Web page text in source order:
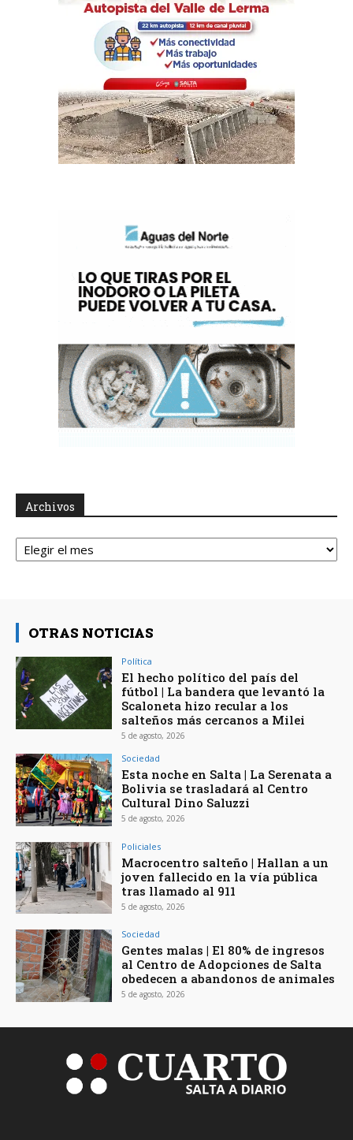
Archivos
Archivos
OTRAS NOTICIAS
Política
El hecho político del país del
fútbol | La bandera que levantó la
Scaloneta hizo recular a los
salteños más cercanos a Milei
5 de agosto, 2026
Sociedad
Esta noche en Salta | La Serenata a
Bolivia se trasladará al Centro
Cultural Dino Saluzzi
5 de agosto, 2026
Policiales
Macrocentro salteño | Hallan a un
joven fallecido en la vía pública
tras llamado al 911
5 de agosto, 2026
Sociedad
Gentes malas | El 80% de ingresos
al Centro de Adopciones de Salta
obedecen a abandonos de animales
5 de agosto, 2026